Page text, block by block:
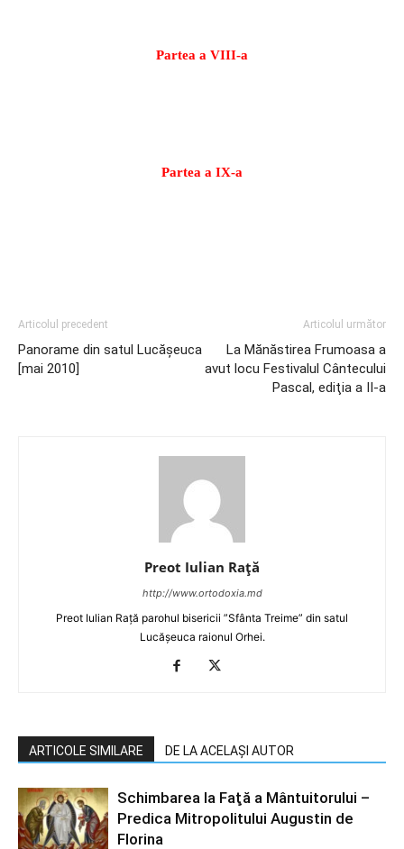
Partea a VIII-a
Partea a IX-a
Articolul precedent
Panorame din satul Lucășeuca
[mai 2010]
Articolul următor
La Mănăstirea Frumoasa a
avut locu Festivalul Cântecului
Pascal, ediţia a II-a
Preot Iulian Raţă
http://www.ortodoxia.md
Preot Iulian Rață parohul bisericii ”Sfânta Treime” din satul
Lucășeuca raionul Orhei.
ARTICOLE SIMILARE DE LA ACELAȘI AUTOR
Schimbarea la Faţă a Mântuitorului –
Predica Mitropolitului Augustin de
Florina